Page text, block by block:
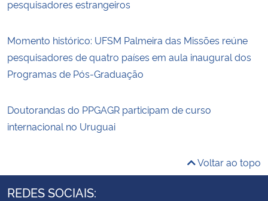
pesquisadores estrangeiros
Momento histórico: UFSM Palmeira das Missões reúne
pesquisadores de quatro países em aula inaugural dos
Programas de Pós-Graduação
Doutorandas do PPGAGR participam de curso
internacional no Uruguai
Voltar ao topo
REDES SOCIAIS: